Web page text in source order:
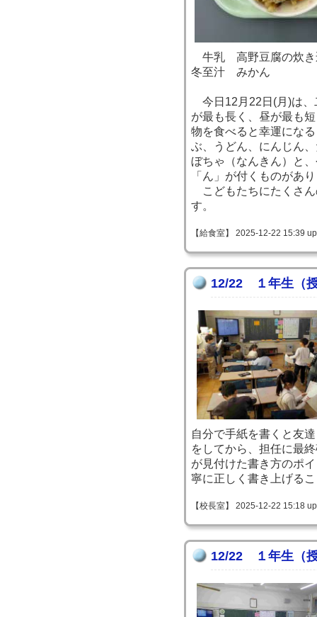
牛乳 高野豆腐の炊
冬至汁 みかん
今日12月22日(月)は、
が最も長く、昼が最も
物を食べると幸運にな
ぶ、うどん、にんじん
ぼちゃ（なんきん）と
「ん」が付くものがあ
こどもたちにたくさん
す。
【給食室】 2025-12-22 15:39
12/22 １年生（
自分で手紙を書くと友
をしてから、担任に最
が見付けた書き方のポ
寧に正しく書き上げる
【校長室】 2025-12-22 15:18
12/22 １年生（